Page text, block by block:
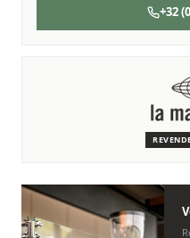
+32
Nous sommes là
Des techniciens experts qui
Personnel, rapide et sans